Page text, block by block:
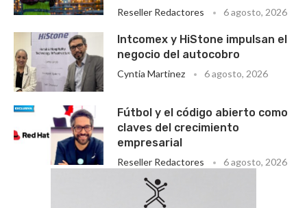
Reseller Redactores 6 agosto, 2026
Intcomex y HiStone impulsan el
negocio del autocobro
Cyntia Martinez 6 agosto, 2026
Fútbol y el código abierto como
claves del crecimiento
empresarial
Reseller Redactores 6 agosto, 2026